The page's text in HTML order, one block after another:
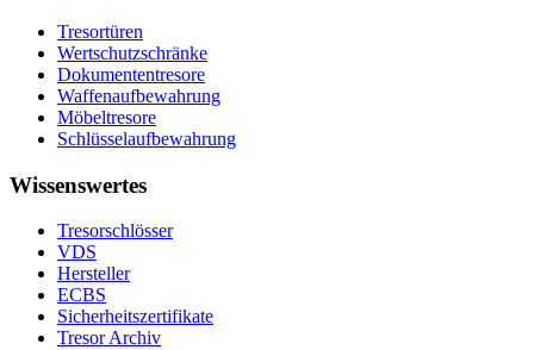
Tresortüren
Wertschutzschränke
Dokumententresore
Waffenaufbewahrung
Möbeltresore
Schlüsselaufbewahrung
Wissenswertes
Tresorschlösser
VDS
Hersteller
ECBS
Sicherheitszertifikate
Tresor Archiv